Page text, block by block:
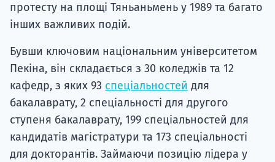
протесту на площі Тяньаньмень у 1989 та багато
інших важливих подій.
Бувши ключовим національним університетом
Пекіна, він складається з 30 коледжів та 12
кафедр, з яких 93 спеціальностей для
бакалаврату, 2 спеціальності для другого
ступеня бакалаврату, 199 спеціальностей для
кандидатів магістратури та 173 спеціальності
для докторантів. Займаючи позицію лідера у